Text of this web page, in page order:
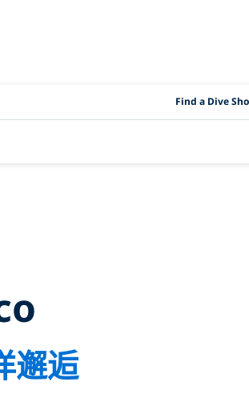
PADI Location
Find a Dive
邂逅